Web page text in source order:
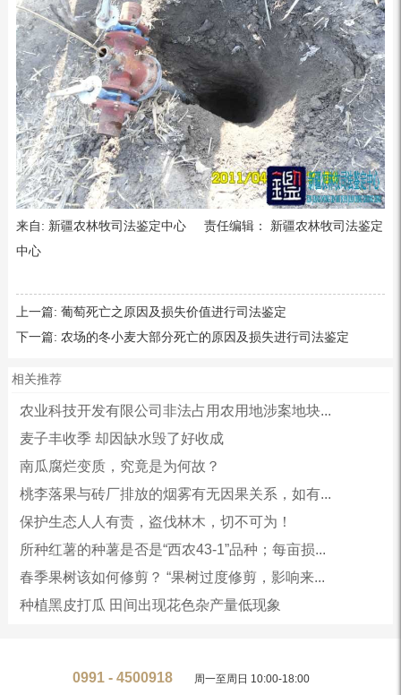
来自: 新疆农林牧司法鉴定中心 责任编辑： 新疆农林牧司法鉴定
中心
上一篇: 葡萄死亡之原因及损失价值进行司法鉴定
下一篇: 农场的冬小麦大部分死亡的原因及损失进行司法鉴定
相关推荐
农业科技开发有限公司非法占用农用地涉案地块...
麦子丰收季 却因缺水毁了好收成
南瓜腐烂变质，究竟是为何故？
桃李落果与砖厂排放的烟雾有无因果关系，如有...
保护生态人人有责，盗伐林木，切不可为！
所种红薯的种薯是否是“西农43-1”品种；每亩损...
春季果树该如何修剪？ “果树过度修剪，影响来...
种植黑皮打瓜 田间出现花色杂产量低现象
0991 - 4500918 周一至周日 10:00-18:00